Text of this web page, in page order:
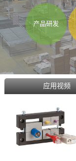
产品研发
应用视频